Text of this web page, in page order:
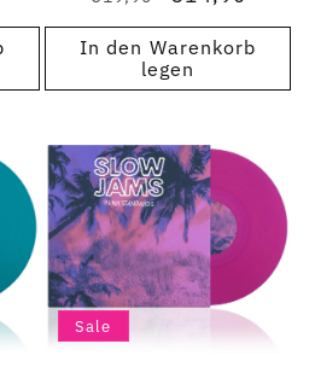
Preis
In den Warenkorb
legen
Sale